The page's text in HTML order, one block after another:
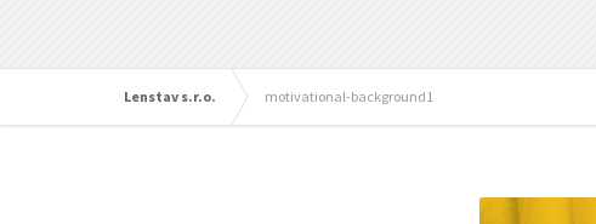
Lenstav s.r.o. motivational-background1